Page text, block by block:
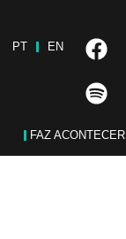
PT EN
FAZ ACONTECER